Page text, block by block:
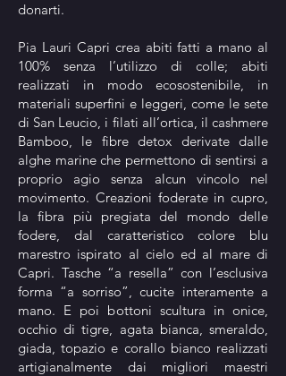
donarti.
Pia Lauri Capri crea abiti fatti a mano al
100% senza l’utilizzo di colle; abiti
realizzati in modo ecosostenibile, in
materiali superfini e leggeri, come le sete
di San Leucio, i filati all’ortica, il cashmere
Bamboo, le fibre detox derivate dalle
alghe marine che permettono di sentirsi a
proprio agio senza alcun vincolo nel
movimento. Creazioni foderate in cupro,
la fibra più pregiata del mondo delle
fodere, dal caratteristico colore blu
marestro ispirato al cielo ed al mare di
Capri. Tasche “a resella” con l’esclusiva
forma “a sorriso”, cucite interamente a
mano. E poi bottoni scultura in onice,
occhio di tigre, agata bianca, smeraldo,
giada, topazio e corallo bianco realizzati
artigianalmente dai migliori maestri